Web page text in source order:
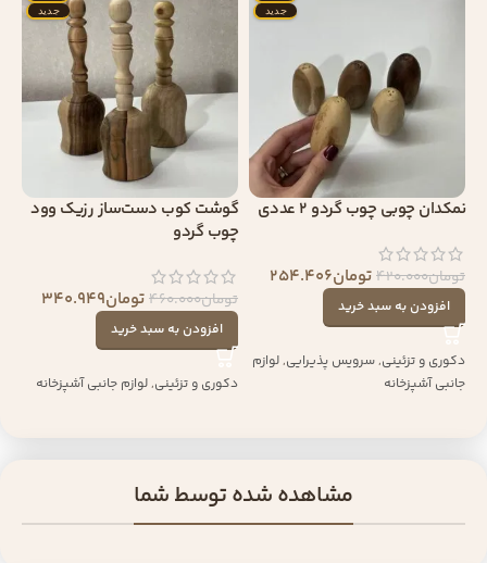
جدید
نمکدان چوبی چوب گردو 2 عددی
تومان420.000تومان254.406
افزودن به سبد خرید
دکوری و تزئینی,سرویس پذیرایی,لوازم
جانبی آشپزخانه
جدید
گوشت کوب دست‌ساز رزیک وود
چوب گردو
تومان460.000تومان340.949
افزودن به سبد خرید
دکوری و تزئینی,لوازم جانبی آشپزخانه
مشاهده شده توسط شما